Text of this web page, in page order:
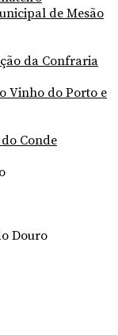
de Mesão
da Confraria
Vinho do Porto e
Conde
Douro